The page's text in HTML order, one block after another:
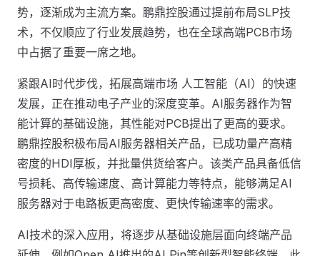
势，逐渐成为主流方案。鹏鼎控股通过提前布局SLP技
术，不仅顺应了行业发展趋势，也在全球高端PCB市场
中占据了重要一席之地。
紧跟AI时代步伐，拓展高端市场 人工智能（AI）的快速
发展，正在推动电子产业的深度变革。AI服务器作为智
能计算的基础设施，其性能对PCB提出了更高的要求。
鹏鼎控股积极布局AI服务器相关产品，已成功量产高精
密度的HDI厚板，并批量供货给客户。该类产品具备低信
号损耗、高传输速度、高计算能力等特点，能够满足AI
服务器对于电路板更高密度、更快传输速率的需求。
AI技术的深入应用，将逐步从基础设施层面向终端产品